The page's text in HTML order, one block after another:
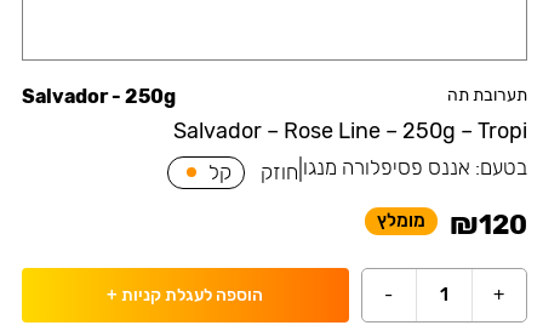
תערובת תה
Salvador – Rose Line – 250g – Tropi
Salvador - 250g
בטעם: אננס פסיפלורה מנגו חוזק קל
₪120 מומלץ
+
1
- הוספה לעגלת קניות +